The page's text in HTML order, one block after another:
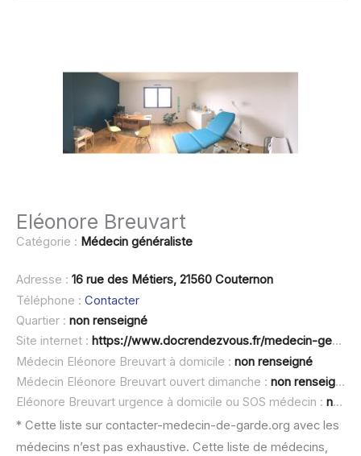
Eléonore Breuvart
Catégorie : Médecin généraliste
Adresse : 16 rue des Métiers, 21560 Couternon
Téléphone : Contacter
Quartier : non renseigné
Site internet : https://www.docrendezvous.fr/medecin-generaliste/couternon/breuvart-eleonore
Médecin Eléonore Breuvart à domicile : non renseigné
Médecin Eléonore Breuvart ouvert dimanche : non renseigné
Eléonore Breuvart urgence à domicile ou SOS médecin : non renseigné
* Cette liste sur contacter-medecin-de-garde.org avec les
médecins n’est pas exhaustive. Cette liste de médecins,